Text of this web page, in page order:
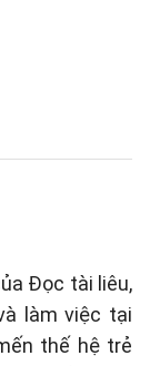
Đọc tài liêu,
làm việc tại
thế hệ trẻ